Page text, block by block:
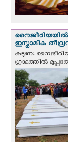
നൈജീരിയയില്‍
ഇസ്ലാമിക
കടുണ:
ഗ്രാമത്തിൽ